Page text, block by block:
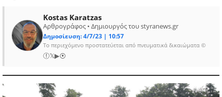
Kostas Karatzas
Αρθρογράφος • Δημιουργός του styranews.gr
Δημοσίευση: 4/7/23 | 10:57
Το περιεχόμενο προστατεύεται από πνευματικά δικαιώματα ©
ⓕ𝕏▶⦿